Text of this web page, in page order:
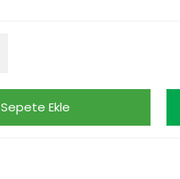
Sepete Ekle